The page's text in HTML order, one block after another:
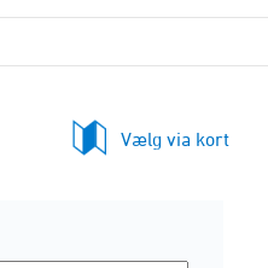
Vælg via kort